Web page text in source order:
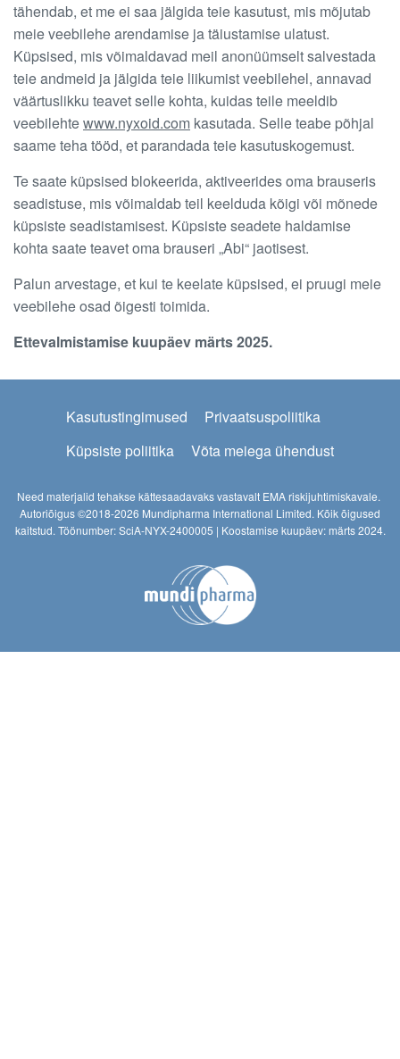
tähendab, et me ei saa jälgida teie kasutust, mis mõjutab
meie veebilehe arendamise ja täiustamise ulatust.
Küpsised, mis võimaldavad meil anonüümselt salvestada
teie andmeid ja jälgida teie liikumist veebilehel, annavad
väärtuslikku teavet selle kohta, kuidas teile meeldib
veebilehtewww.nyxoid.com kasutada. Selle teabe põhjal
saame teha tööd, et parandada teie kasutuskogemust.
Te saate küpsised blokeerida, aktiveerides oma brauseris
seadistuse, mis võimaldab teil keelduda kõigi või mõnede
küpsiste seadistamisest. Küpsiste seadete haldamise
kohta saate teavet oma brauseri „Abi“ jaotisest.
Palun arvestage, et kui te keelate küpsised, ei pruugi meie
veebilehe osad õigesti toimida.
Ettevalmistamise kuupäev märts 2025.
FooterKasutustingimused
Privaatsuspoliitika
Küpsiste poliitika
Võta meiega ühendust
Need materjalid tehakse kättesaadavaks vastavalt EMA riskijuhtimiskavale.
Autoriõigus ©2018-2026 Mundipharma International Limited. Kõik õigused
kaitstud. Töönumber: SciA-NYX-2400005 | Koostamise kuupäev: märts 2024.